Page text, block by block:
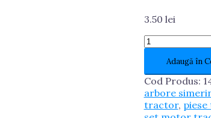
3.50 lei
Cantitate
SURUB
M10X40Adaugă în
Cod Produs:
arbore
tractor,